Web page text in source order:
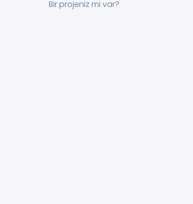
Bir projeniz mi var?